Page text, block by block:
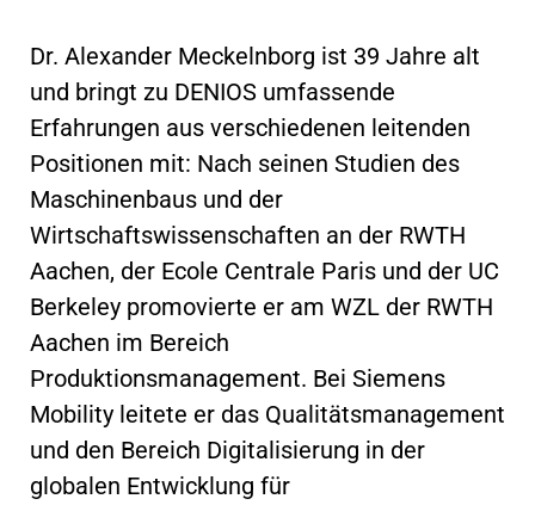
Dr. Alexander Meckelnborg ist 39 Jahre alt
und bringt zu DENIOS umfassende
Erfahrungen aus verschiedenen leitenden
Positionen mit: Nach seinen Studien des
Maschinenbaus und der
Wirtschaftswissenschaften an der RWTH
Aachen, der Ecole Centrale Paris und der UC
Berkeley promovierte er am WZL der RWTH
Aachen im Bereich
Produktionsmanagement. Bei Siemens
Mobility leitete er das Qualitätsmanagement
und den Bereich Digitalisierung in der
globalen Entwicklung für